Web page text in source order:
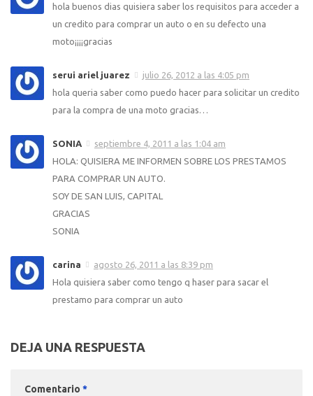
hola buenos dias quisiera saber los requisitos para acceder a
un credito para comprar un auto o en su defecto una
moto¡¡¡¡gracias
serui ariel juarez
julio 26, 2012 a las 4:05 pm
hola queria saber como puedo hacer para solicitar un credito
para la compra de una moto gracias…
SONIA
septiembre 4, 2011 a las 1:04 am
HOLA: QUISIERA ME INFORMEN SOBRE LOS PRESTAMOS
PARA COMPRAR UN AUTO.
SOY DE SAN LUIS, CAPITAL
GRACIAS
SONIA
carina
agosto 26, 2011 a las 8:39 pm
Hola quisiera saber como tengo q haser para sacar el
prestamo para comprar un auto
DEJA UNA RESPUESTA
Comentario *